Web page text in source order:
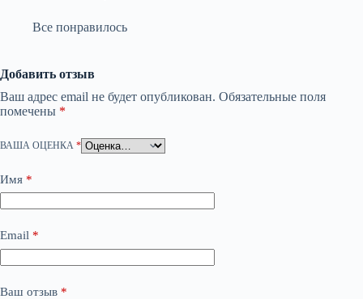
Все понравилось
Добавить отзыв
Ваш адрес email не будет опубликован. Обязательные поля
помечены *
ВАША ОЦЕНКА *
Имя *
Email *
Ваш отзыв *